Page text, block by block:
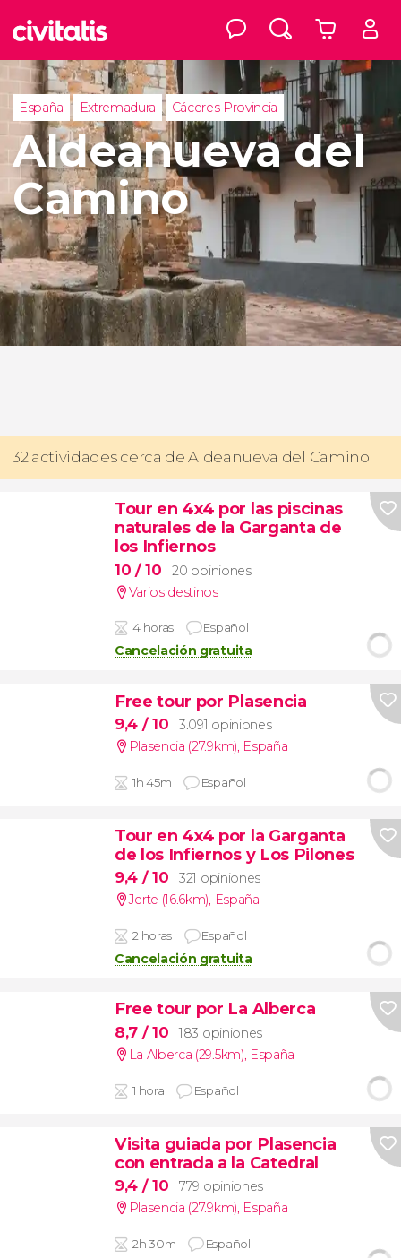
España Extremadura Cáceres Provincia
Aldeanueva del
Camino
32 actividades cerca de Aldeanueva del Camino
Tour en 4x4 por las piscinas
naturales de la Garganta de
los Infiernos
10 / 10
20 opiniones
Varios destinos
4 horas Español
Cancelación gratuita
Free tour por Plasencia
9,4 / 10
3.091 opiniones
Plasencia (27.9km), España
1h 45m Español
Tour en 4x4 por la Garganta
de los Infiernos y Los Pilones
9,4 / 10
321 opiniones
Jerte (16.6km), España
2 horas Español
Cancelación gratuita
Free tour por La Alberca
8,7 / 10
183 opiniones
La Alberca (29.5km), España
1 hora Español
Visita guiada por Plasencia
con entrada a la Catedral
9,4 / 10
779 opiniones
Plasencia (27.9km), España
2h 30m Español